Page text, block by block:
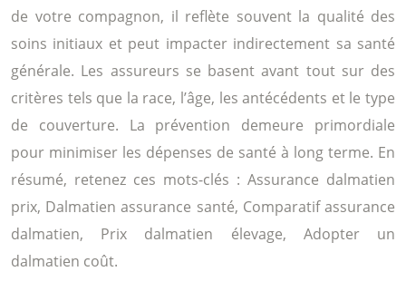
de votre compagnon, il reflète souvent la qualité des
soins initiaux et peut impacter indirectement sa santé
générale. Les assureurs se basent avant tout sur des
critères tels que la race, l’âge, les antécédents et le type
de couverture. La prévention demeure primordiale
pour minimiser les dépenses de santé à long terme. En
résumé, retenez ces mots-clés : Assurance dalmatien
prix, Dalmatien assurance santé, Comparatif assurance
dalmatien, Prix dalmatien élevage, Adopter un
dalmatien coût.